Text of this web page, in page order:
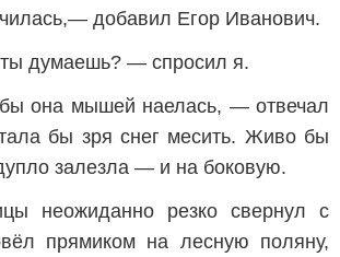
добавил Егор Иванович.
думаешь? — спросил я.
она мышей наелась, — отвечал
бы зря снег месить. Живо бы
залезла — и на боковую.
неожиданно резко свернул с
прямиком на лесную поляну,